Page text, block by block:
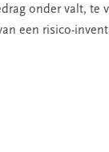
onder valt,
een risico-